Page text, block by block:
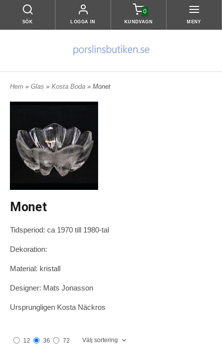
SÖK LOGGA IN
0
KUNDVAGN MENY
Hem » Glas » Kosta Boda » Monet
Monet
Tidsperiod: ca 1970 till 1980-tal
Dekoration:
Material: kristall
Designer: Mats Jonasson
Ursprungligen Kosta Näckros
12 36 72 Välj sortering